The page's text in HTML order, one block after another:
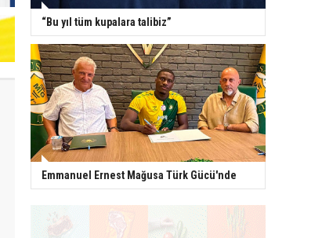
“Bu yıl tüm kupalara talibiz”
Emmanuel Ernest Mağusa Türk Gücü'nde